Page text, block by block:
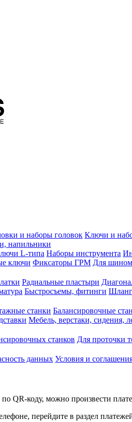
и наборы головок Ключи и
напильники
L-типа Наборы инструмента
ключи Фиксаторы ГРМ Для
Радиальные пластыри
Быстросъемы, фитинги
станки Балансировочные
Мебель, верстаки, сидения,
станков Для проточки
данных Условия и
QR-коду, можно произвести
перейдите в раздел